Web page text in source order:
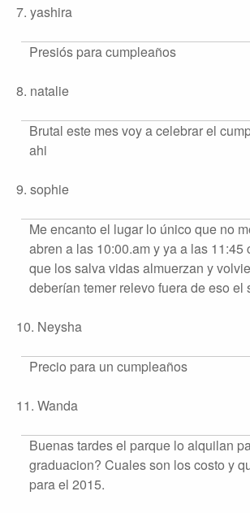
7. yashira
Presiós para cumpleaños
8. natalie
Brutal este mes voy a celebrar el
ahi
9. sophie
Me encanto el lugar lo único que no
abren a las 10:00.am y ya a las 11:45
que los salva vidas almuerzan y
deberían temer relevo fuera de eso el
10. Neysha
Precio para un cumpleaños
11. Wanda
Buenas tardes el parque lo alquilan
graduacion? Cuales son los costo y
para el 2015.